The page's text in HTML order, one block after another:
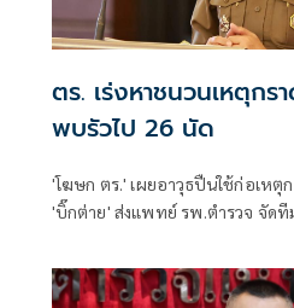
ตร. เร่งหาชนวนเหตุก
พบรัวไป 26 นัด
'โฆษก ตร.' เผยอาวุธปืนใช้ก่อเหตุก
'บิ๊กต่าย' ส่งแพทย์ รพ.ตำรวจ จัด